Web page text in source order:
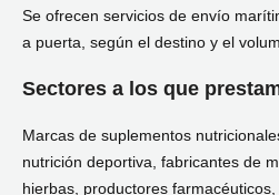
Se ofrecen servicios de envío
a puerta, según el destino y el
Sectores a los que
Marcas de suplementos
nutrición deportiva, fabricantes de
hierbas, productores